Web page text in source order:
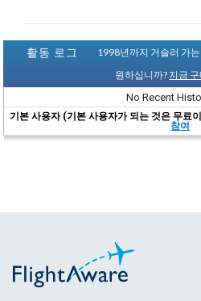
활동 로그
1998년까지 거슬러 가
원하십니까? 지금
No Recent
기본 사용자 (기본 사용자가 되는 것은 무료
참여